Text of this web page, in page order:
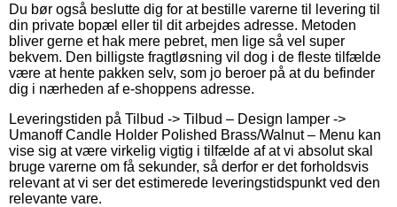
Du bør også beslutte dig for at bestille varerne til levering til
din private bopæl eller til dit arbejdes adresse. Metoden
bliver gerne et hak mere pebret, men lige så vel super
bekvem. Den billigste fragtløsning vil dog i de fleste tilfælde
være at hente pakken selv, som jo beroer på at du befinder
dig i nærheden af e-shoppens adresse.
Leveringstiden på Tilbud -> Tilbud – Design lamper ->
Umanoff Candle Holder Polished Brass/Walnut – Menu kan
vise sig at være virkelig vigtig i tilfælde af at vi absolut skal
bruge varerne om få sekunder, så derfor er det forholdsvis
relevant at vi ser det estimerede leveringstidspunkt ved den
relevante vare.